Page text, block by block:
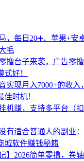
，每日20➕、苹果+安
毛
撸台子来袭，广告零
式好！
实现月入7000+的收入
时机！
机赚，支持多平台（
有适合普通人的副业
城软件赚钱秘籍
】2026简单零撸，卷